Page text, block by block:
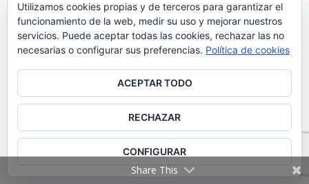
185
HISPANOAMÉRICA
Share This
Utilizamos cookies propias y de terceros para garantizar el
funcionamiento de la web, medir su uso y mejorar nuestros
servicios. Puede aceptar todas las cookies, rechazar las no
necesarias o configurar sus preferencias. Política de cookies
ACEPTAR TODO
RECHAZAR
CONFIGURAR